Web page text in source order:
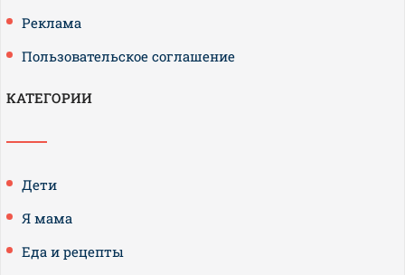
Реклама
Пользовательское соглашение
КАТЕГОРИИ
Дети
Я мама
Еда и рецепты